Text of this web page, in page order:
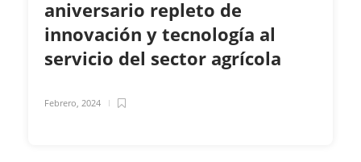
aniversario repleto de
innovación y tecnología al
servicio del sector agrícola
Febrero, 2024